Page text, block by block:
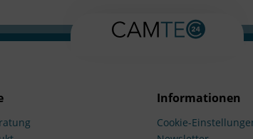
Informationen
Cookie-